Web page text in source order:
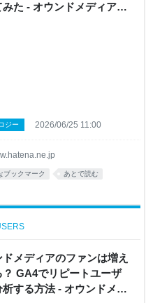
みた - オウンドメディア戦
ジー 2026/06/25 11:00
ブックマーク あとで読む
メディアのファンは増え
？ GA4でリピートユーザ
析する方法 - オウンドメデ